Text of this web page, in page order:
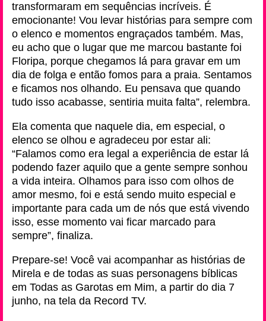
transformaram em sequências incríveis. É
emocionante! Vou levar histórias para sempre com
o elenco e momentos engraçados também. Mas,
eu acho que o lugar que me marcou bastante foi
Floripa, porque chegamos lá para gravar em um
dia de folga e então fomos para a praia. Sentamos
e ficamos nos olhando. Eu pensava que quando
tudo isso acabasse, sentiria muita falta”, relembra.
Ela comenta que naquele dia, em especial, o
elenco se olhou e agradeceu por estar ali:
“Falamos como era legal a experiência de estar lá
podendo fazer aquilo que a gente sempre sonhou
a vida inteira. Olhamos para isso com olhos de
amor mesmo, foi e está sendo muito especial e
importante para cada um de nós que está vivendo
isso, esse momento vai ficar marcado para
sempre”, finaliza.
Prepare-se! Você vai acompanhar as histórias de
Mirela e de todas as suas personagens bíblicas
em Todas as Garotas em Mim, a partir do dia 7
junho, na tela da Record TV.